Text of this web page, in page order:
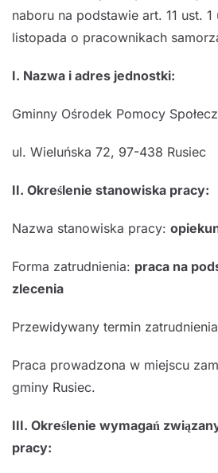
naboru na podstawie art. 11 ust. 1
listopada o pracownikach
I. Nazwa i adres jednostki:
Gminny Ośrodek Pomocy
ul. Wieluńska 72, 97-438 Rusiec
II. Określenie stanowiska pracy:
Nazwa stanowiska pracy:
Forma zatrudnienia: praca na
zlecenia
Przewidywany termin
Praca prowadzona w miejscu
gminy Rusiec.
III. Określenie wymagań
pracy: